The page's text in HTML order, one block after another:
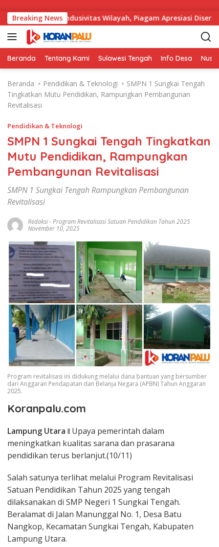
Breaking News
Kondusivitas Wilayah, Piagam Apresiasi Diserahkan
Beranda Tentang Kami Sulawesi Tengah Info Desa
Beranda Pendidikan & Teknologi
SMPN 1 Sungkai Tengah
Tingkatkan Mutu Pendidikan, Rampungkan Pembangunan
Revitalisasi
Pendidikan & Teknologi
SMPN 1 Sungkai Tengah Tingkatkan
Mutu Pendidikan, Rampungkan
Pembangunan Revitalisasi
SMPN 1 Sungkai Tengah Rampungkan Pembangunan
Revitalisasi
Redaksi-Program Revitalisasi Satuan Pendidikan Tahun 2025
November 10, 2025
Program revitalisasi ini didukung melalui dana bantuan yang bersumber
dari Anggaran Pendapatan dan Belanja Negara (APBN) Tahun Anggaran
2025.
Koranpalu.com
Lampung Utara ǁ Upaya pemerintah dalam
meningkatkan kualitas sarana dan prasarana
pendidikan terus berlanjut.(10/11)
Salah satunya terlihat melalui Program Revitalisasi
Satuan Pendidikan Tahun 2025 yang tengah
dilaksanakan di SMP Negeri 1 Sungkai Tengah.
Beralamat di Jalan Manunggal No. 1, Desa Batu
Nangkop, Kecamatan Sungkai Tengah, Kabupaten
Lampung Utara.